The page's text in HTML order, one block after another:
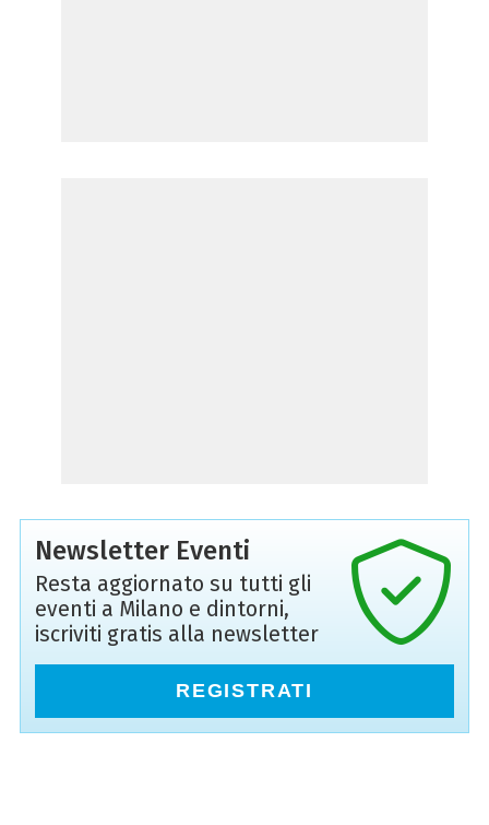
Newsletter Eventi
Resta aggiornato su tutti gli
eventi a Milano e dintorni,
iscriviti gratis alla newsletter
REGISTRATI